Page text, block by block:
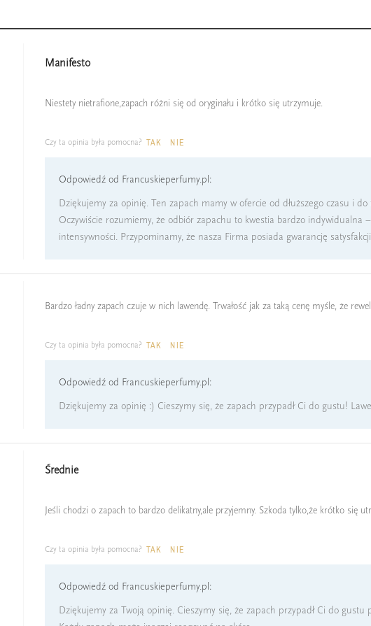
Manifesto
Niestety nietrafione,zapach różni się od oryginału i krótko się utrzymuje.
Czy ta opinia była pomocna? TAK NIE
Odpowiedź od Francuskieperfumy.pl:
Dziękujemy za opinię. Ten zapach mamy w ofercie od dłuższego czasu i
Oczywiście rozumiemy, że odbiór zapachu to kwestia bardzo indywidualna
intensywności. Przypominamy, że nasza Firma posiada gwarancję
Bardzo ładny zapach czuje w nich lawendę. Trwałość jak za taką cenę myśle, że
Czy ta opinia była pomocna? TAK NIE
Odpowiedź od Francuskieperfumy.pl:
Dziękujemy za opinię :) Cieszymy się, że zapach przypadł Ci do gustu!
Średnie
Jeśli chodzi o zapach to bardzo delikatny,ale przyjemny. Szkoda tylko,że krótko się
Czy ta opinia była pomocna? TAK NIE
Odpowiedź od Francuskieperfumy.pl:
Dziękujemy za Twoją opinię. Cieszymy się, że zapach przypadł Ci do